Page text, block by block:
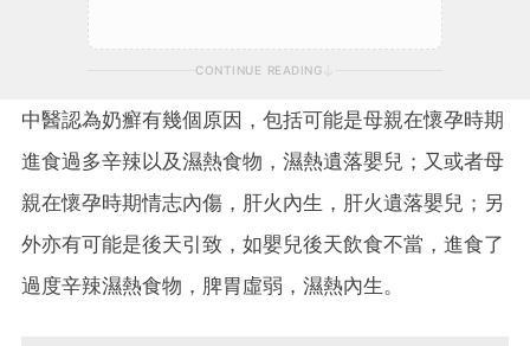
CONTINUE READING
中醫認為奶癬有幾個原因，包括可能是母親在懷孕時期
進食過多辛辣以及濕熱食物，濕熱遺落嬰兒；又或者母
親在懷孕時期情志內傷，肝火內生，肝火遺落嬰兒；另
外亦有可能是後天引致，如嬰兒後天飲食不當，進食了
過度辛辣濕熱食物，脾胃虛弱，濕熱內生。